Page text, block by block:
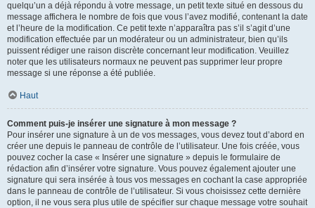
quelqu’un a déjà répondu à votre message, un petit texte situé en dessous du
message affichera le nombre de fois que vous l’avez modifié, contenant la date
et l’heure de la modification. Ce petit texte n’apparaîtra pas s’il s’agit d’une
modification effectuée par un modérateur ou un administrateur, bien qu’ils
puissent rédiger une raison discrète concernant leur modification. Veuillez
noter que les utilisateurs normaux ne peuvent pas supprimer leur propre
message si une réponse a été publiée.
Haut
Comment puis-je insérer une signature à mon message ?
Pour insérer une signature à un de vos messages, vous devez tout d’abord en
créer une depuis le panneau de contrôle de l’utilisateur. Une fois créée, vous
pouvez cocher la case « Insérer une signature » depuis le formulaire de
rédaction afin d’insérer votre signature. Vous pouvez également ajouter une
signature qui sera insérée à tous vos messages en cochant la case appropriée
dans le panneau de contrôle de l’utilisateur. Si vous choisissez cette dernière
option, il ne vous sera plus utile de spécifier sur chaque message votre souhait